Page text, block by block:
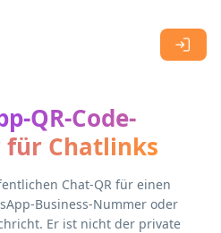
QR-Code-
für Chatlinks
Chat-QR für einen
Business-Nummer oder
Er ist nicht der private